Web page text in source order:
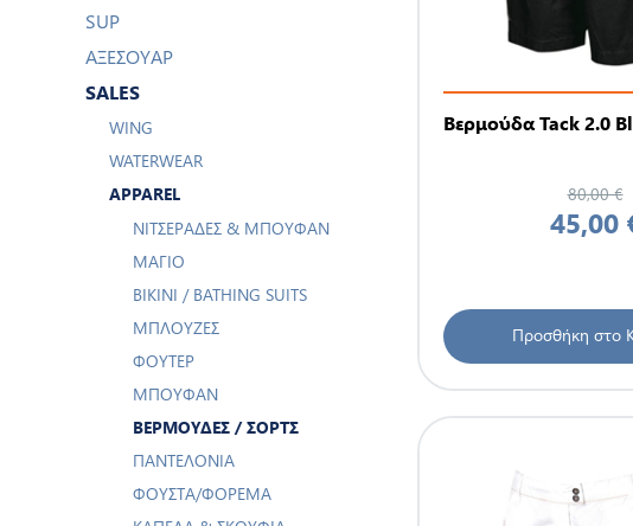
SUP
ΑΞΕΣΟΥΑΡ
SALES
WING
WATERWEAR
ΑPPAREL
ΝΙΤΣΕΡΆΔΕΣ & ΜΠΟΥΦΆΝ
ΜΑΓΙΌ
BIKINI / BATHING SUITS
ΜΠΛΟΎΖΕΣ
ΦΟΎΤΕΡ
ΜΠΟΥΦΆΝ
ΒΕΡΜΟΎΔΕΣ / ΣΟΡΤΣ
ΠΑΝΤΕΛΌΝΙΑ
ΦΟΎΣΤΑ/ΦΌΡΕΜΑ
Βερμούδα Tack 2.0
80,00 €
45,00
Προσθήκη στο